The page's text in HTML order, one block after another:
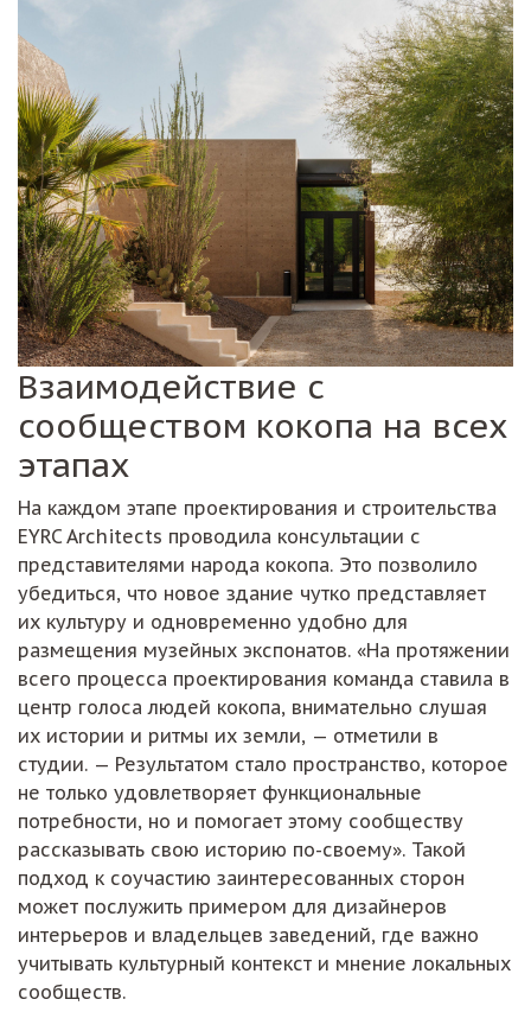
Взаимодействие с
сообществом кокопа на всех
этапах
На каждом этапе проектирования и строительства
EYRC Architects проводила консультации с
представителями народа кокопа. Это позволило
убедиться, что новое здание чутко представляет
их культуру и одновременно удобно для
размещения музейных экспонатов. «На протяжении
всего процесса проектирования команда ставила в
центр голоса людей кокопа, внимательно слушая
их истории и ритмы их земли, — отметили в
студии. — Результатом стало пространство, которое
не только удовлетворяет функциональные
потребности, но и помогает этому сообществу
рассказывать свою историю по-своему». Такой
подход к соучастию заинтересованных сторон
может послужить примером для дизайнеров
интерьеров и владельцев заведений, где важно
учитывать культурный контекст и мнение локальных
сообществ.